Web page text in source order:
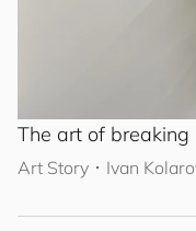
The art of
Art Story ･ Ivan